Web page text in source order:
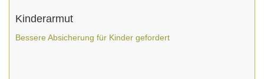
Kinderarmut
Bessere Absicherung für Kinder gefordert